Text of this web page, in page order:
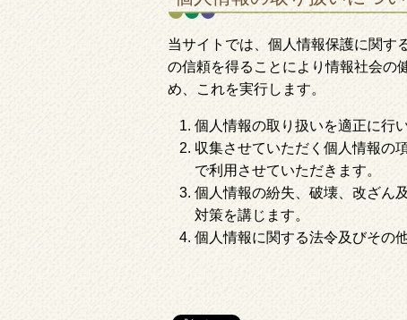
当サイトでは、個人情報保護に関す
の信頼を得ることにより情報社会の
め、これを実行します。
個人情報の取り扱いを適正に行
収集させていただく個人情報の
で利用させていただきます。
個人情報の紛失、破壊、改ざん
対策を講じます。
個人情報に関する法令及びその